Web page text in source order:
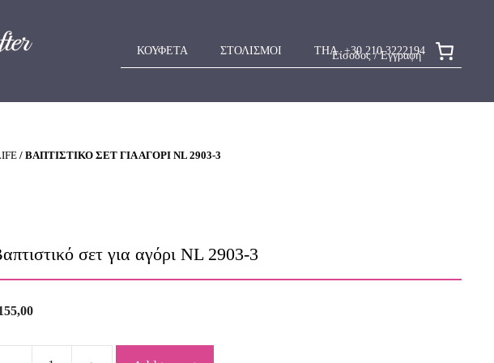
Είσοδος / Εγγραφή
ΚΟΥΦΕΤΑ ΣΤΟΛΙΣΜΟΙ ΤΗΛ. +30 210 3222194
/ ΒΑΠΤΙΣΤΙΚΌ ΣΕΤ ΓΙΑ ΑΓΌΡΙ NL 2903-3
σετ για αγόρι NL 2903-3